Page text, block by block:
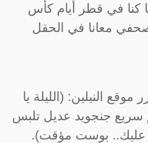
كنا في قطر أيام كأس
معانا في الحقل
النيلين: (الليلة يا
سريع جنجويد عديل تلبس
عليك.. بوست مؤقت).